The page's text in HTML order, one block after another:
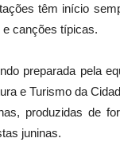
têm início
e canções típicas.
preparada pela
e Turismo da
produzidas de
juninas.